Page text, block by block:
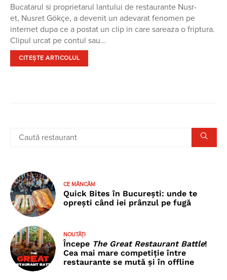
Bucatarul si proprietarul lantului de restaurante Nusr-
et, Nusret Gökçe, a devenit un adevarat fenomen pe
internet dupa ce a postat un clip in care sareaza o friptura.
Clipul urcat pe contul sau…
CITEȘTE ARTICOLUL
CE MÂNCĂM
Quick Bites în București: unde te
oprești când iei prânzul pe fugă
NOUTĂȚI
Începe The Great Restaurant Battle!
Cea mai mare competiție între
restaurante se mută și în offline